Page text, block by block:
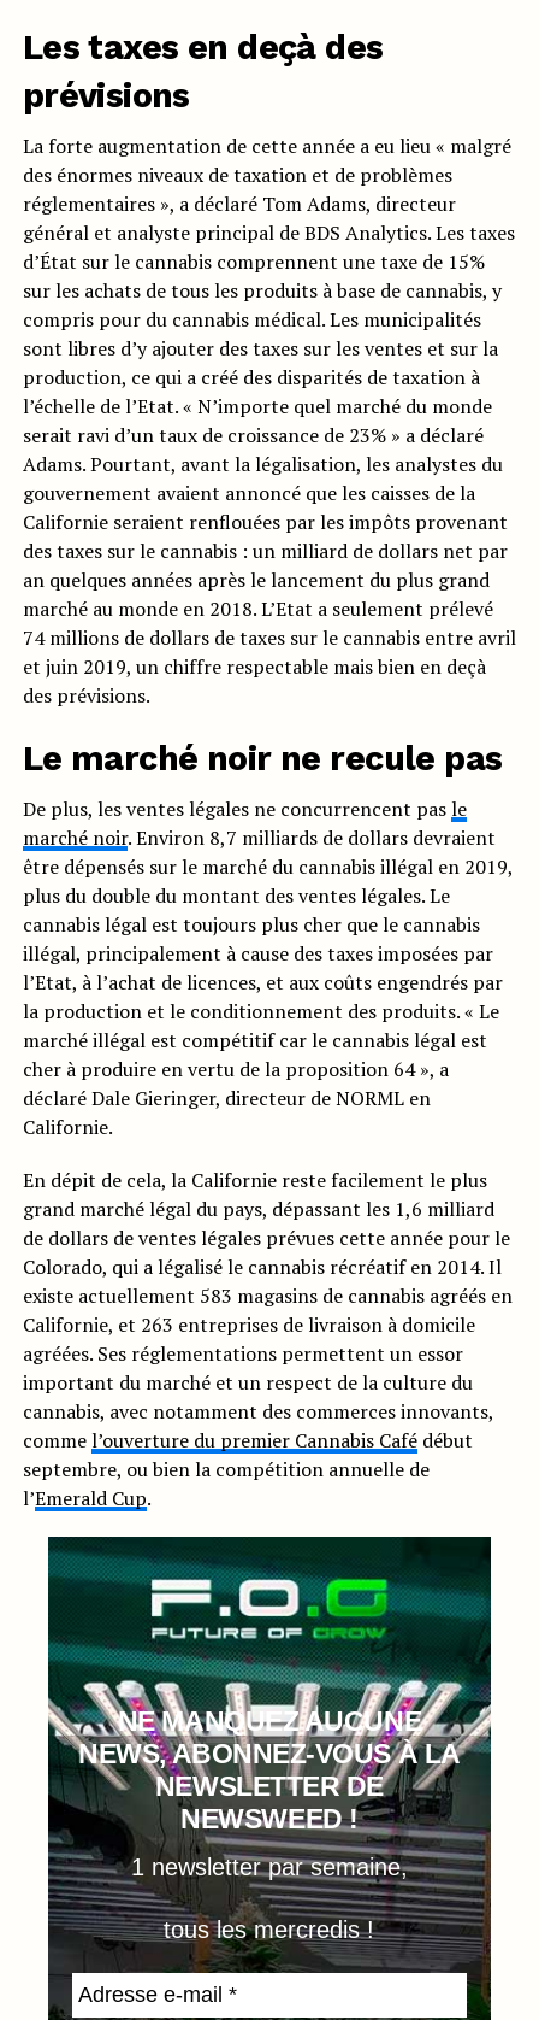
Les taxes en deçà des
prévisions
La forte augmentation de cette année a eu lieu « malgré
des énormes niveaux de taxation et de problèmes
réglementaires », a déclaré Tom Adams, directeur
général et analyste principal de BDS Analytics. Les taxes
d’État sur le cannabis comprennent une taxe de 15%
sur les achats de tous les produits à base de cannabis, y
compris pour du cannabis médical. Les municipalités
sont libres d’y ajouter des taxes sur les ventes et sur la
production, ce qui a créé des disparités de taxation à
l’échelle de l’Etat. « N’importe quel marché du monde
serait ravi d’un taux de croissance de 23% » a déclaré
Adams. Pourtant, avant la légalisation, les analystes du
gouvernement avaient annoncé que les caisses de la
Californie seraient renflouées par les impôts provenant
des taxes sur le cannabis : un milliard de dollars net par
an quelques années après le lancement du plus grand
marché au monde en 2018. L’Etat a seulement prélevé
74 millions de dollars de taxes sur le cannabis entre avril
et juin 2019, un chiffre respectable mais bien en deçà
des prévisions.
Le marché noir ne recule pas
De plus, les ventes légales ne concurrencent pasle
marché noir. Environ 8,7 milliards de dollars devraient
être dépensés sur le marché du cannabis illégal en 2019,
plus du double du montant des ventes légales. Le
cannabis légal est toujours plus cher que le cannabis
illégal, principalement à cause des taxes imposées par
l’Etat, à l’achat de licences, et aux coûts engendrés par
la production et le conditionnement des produits. « Le
marché illégal est compétitif car le cannabis légal est
cher à produire en vertu de la proposition 64 », a
déclaré Dale Gieringer, directeur de NORML en
Californie.
En dépit de cela, la Californie reste facilement le plus
grand marché légal du pays, dépassant les 1,6 milliard
de dollars de ventes légales prévues cette année pour le
Colorado, qui a légalisé le cannabis récréatif en 2014. Il
existe actuellement 583 magasins de cannabis agréés en
Californie, et 263 entreprises de livraison à domicile
agréées. Ses réglementations permettent un essor
important du marché et un respect de la culture du
cannabis, avec notamment des commerces innovants,
commel’ouverture du premier Cannabis Cafédébut
septembre, ou bien la compétition annuelle de
l’Emerald Cup.
NE MANQUEZ AUCUNE
NEWS, ABONNEZ-VOUS À LA
NEWSLETTER DE
NEWSWEED !
1 newsletter par semaine,
tous les mercredis !